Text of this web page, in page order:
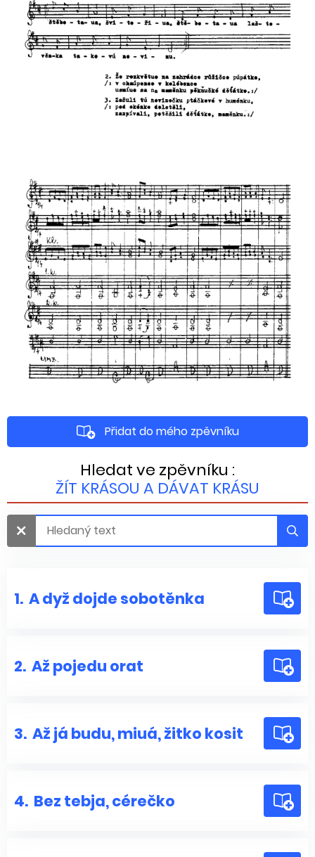
Přidat do mého zpěvníku
Hledat ve zpěvníku :
ŽÍT KRÁSOU A DÁVAT KRÁSU
1. A dyž dojde sobotěnka
2. Až pojedu orat
3. Až já budu, miuá, žitko kosit
4. Bez tebja, cérečko